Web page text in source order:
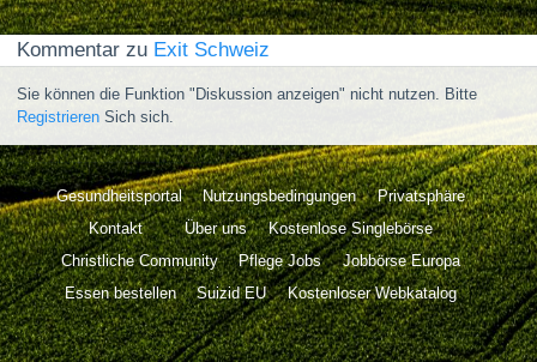
Kommentar zu Exit Schweiz
Sie können die Funktion "Diskussion anzeigen" nicht nutzen. Bitte
RegistrierenSich sich.
Gesundheitsportal Nutzungsbedingungen
Privatsphäre
Kontakt
Über uns
Kostenlose Singlebörse
Christliche Community
Pflege Jobs
Jobbörse Europa
Essen bestellen
Suizid EU Kostenloser Webkatalog